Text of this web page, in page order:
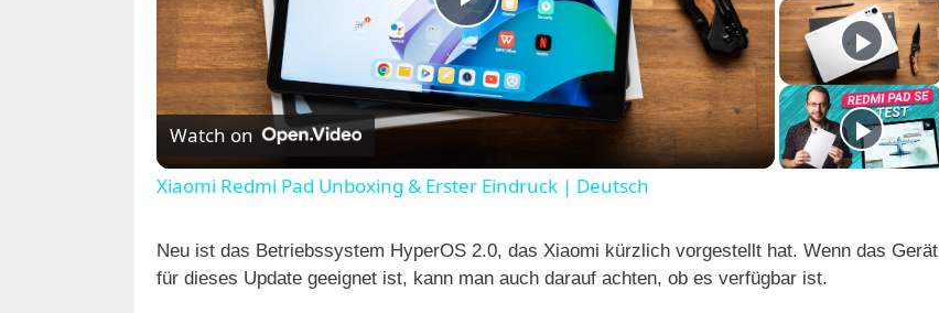
P
l
a
V
Watch on
Xiaomi Redmi Pad Unboxing & Erster Eindruck | Deutsch
Neu ist das Betriebssystem HyperOS 2.0, das Xiaomi kürzlich vorgestellt hat. Wenn das Gerät
für dieses Update geeignet ist, kann man auch darauf achten, ob es verfügbar ist.